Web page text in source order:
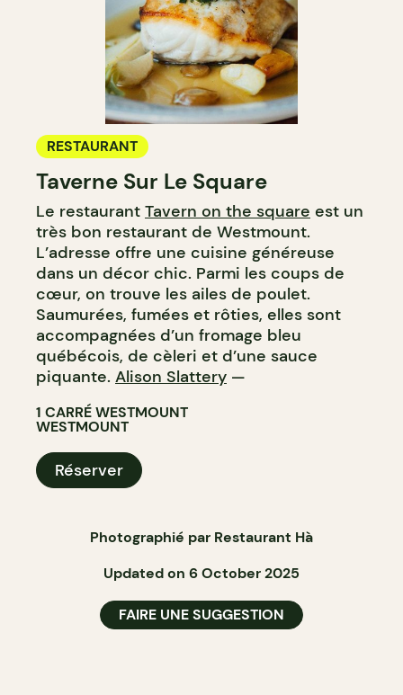
RESTAURANT
Taverne Sur Le Square
Le restaurant Tavern on the square est un
très bon restaurant de Westmount.
L’adresse offre une cuisine généreuse
dans un décor chic. Parmi les coups de
cœur, on trouve les ailes de poulet.
Saumurées, fumées et rôties, elles sont
accompagnées d’un fromage bleu
québécois, de cèleri et d’une sauce
piquante. Alison Slattery —
1 CARRÉ WESTMOUNT
WESTMOUNT
Réserver
Photographié par Restaurant Hà
Updated on 6 October 2025
FAIRE UNE SUGGESTION